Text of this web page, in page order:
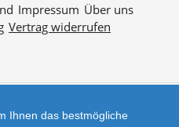
Impressum Über uns
Vertrag widerrufen
Ihnen das bestmögliche